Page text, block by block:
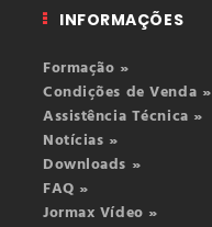
INFORMAÇÕES
Formação »
Condições de Venda »
Assistência Técnica »
Notícias »
Downloads »
FAQ »
Jormax Vídeo »